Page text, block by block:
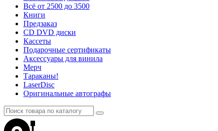
Всё от 2500 до 3500
Книги
Предзаказ
CD DVD диски
Кассеты
Подарочные сертификаты
Аксессуары для винила
Мерч
Тараканы!
LaserDisc
Оригинальные автографы